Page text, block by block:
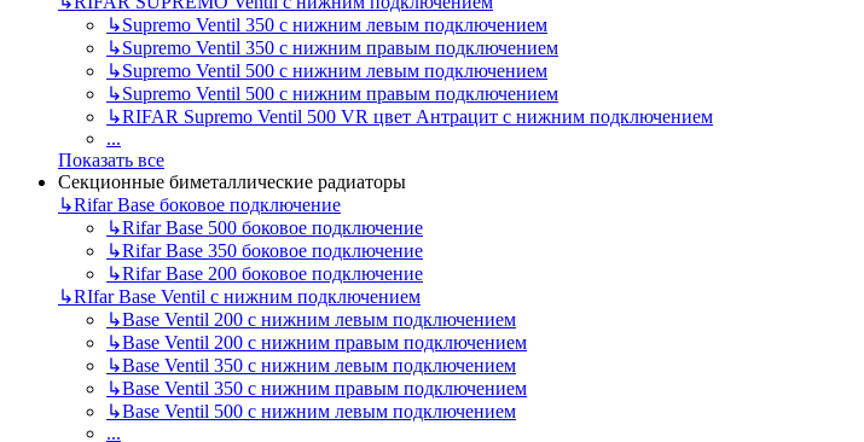
↳Supremo Ventil 350 с нижним левым подключением
↳Supremo Ventil 350 с нижним правым подключением
↳Supremo Ventil 500 с нижним левым подключением
↳Supremo Ventil 500 с нижним правым подключением
↳RIFAR Supremo Ventil 500 VR цвет Антрацит с нижним подключением
...
Показать все
Секционные биметаллические радиаторы
↳Rifar Base боковое подключение
↳Rifar Base 500 боковое подключение
↳Rifar Base 350 боковое подключение
↳Rifar Base 200 боковое подключение
↳RIfar Base Ventil с нижним подключением
↳Base Ventil 200 с нижним левым подключением
↳Base Ventil 200 с нижним правым подключением
↳Base Ventil 350 с нижним левым подключением
↳Base Ventil 350 с нижним правым подключением
↳Base Ventil 500 с нижним левым подключением
...